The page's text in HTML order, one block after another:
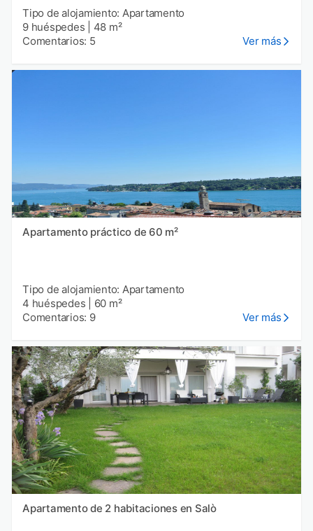
Tipo de alojamiento: Apartamento
9 huéspedes
48 m²
Comentarios: 5
Ver más
Apartamento práctico de 60 m²
Tipo de alojamiento: Apartamento
4 huéspedes
60 m²
Comentarios: 9
Ver más
Apartamento de 2 habitaciones en Salò